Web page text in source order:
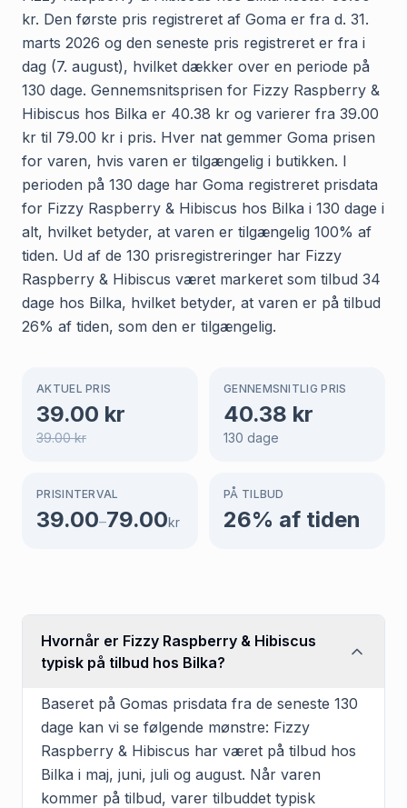
kr. Den første pris registreret af Goma er fra d. 31.
marts 2026 og den seneste pris registreret er fra i
dag (7. august), hvilket dækker over en periode på
130 dage. Gennemsnitsprisen for Fizzy Raspberry &
Hibiscus hos Bilka er 40.38 kr og varierer fra 39.00
kr til 79.00 kr i pris. Hver nat gemmer Goma prisen
for varen, hvis varen er tilgængelig i butikken. I
perioden på 130 dage har Goma registreret prisdata
for Fizzy Raspberry & Hibiscus hos Bilka i 130 dage i
alt, hvilket betyder, at varen er tilgængelig 100% af
tiden. Ud af de 130 prisregistreringer har Fizzy
Raspberry & Hibiscus været markeret som tilbud 34
dage hos Bilka, hvilket betyder, at varen er på tilbud
26% af tiden, som den er tilgængelig.
AKTUEL PRIS
39.00 kr
39.00kr
GENNEMSNITLIG PRIS
40.38 kr
130 dage
PRISINTERVAL
39.00–79.00kr
PÅ TILBUD
26% af tiden
Hvornår er Fizzy Raspberry & Hibiscus
typisk på tilbud hos Bilka?
Baseret på Gomas prisdata fra de seneste 130
dage kan vi se følgende mønstre: Fizzy
Raspberry & Hibiscus har været på tilbud hos
Bilka i maj, juni, juli og august. Når varen
kommer på tilbud, varer tilbuddet typisk